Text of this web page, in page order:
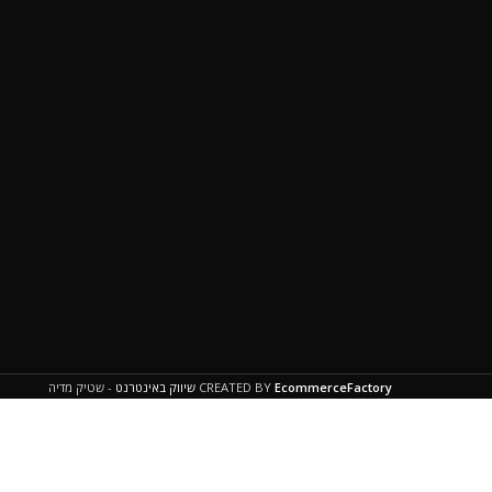
CREATED BY EcommerceFactory שיווק באינטרנט - שטיק מדיה